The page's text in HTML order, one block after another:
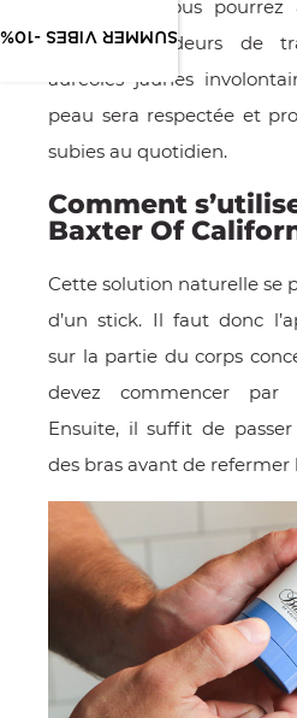
SUMMER VIBES -10%
vêtements. Vous
mauvaises odeurs de
auréoles jaunes
peau sera respectée et
subies au quotidien.
Comment
Baxter Of
Cette solution naturelle se
d’un stick. Il faut donc
sur la partie du corps
devez commencer par
Ensuite, il suffit de
des bras avant de refermer